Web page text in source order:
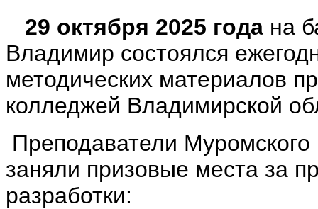
29 октября 2025 года на
Владимир состоялся
методических материалов
колледжей Владимирской
Преподаватели
заняли призовые места за
разработки: